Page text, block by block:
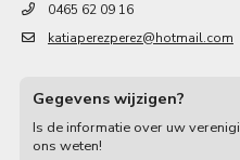
0465 62 09 16
katiaperezperez@hotmail.com
Gegevens wijzigen?
Is de informatie over uw
ons weten!